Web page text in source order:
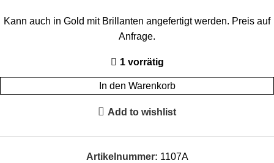
Kann auch in Gold mit Brillanten angefertigt werden. Preis auf
Anfrage.
1 vorrätig
In den Warenkorb
Add to wishlist
Artikelnummer: 1107A